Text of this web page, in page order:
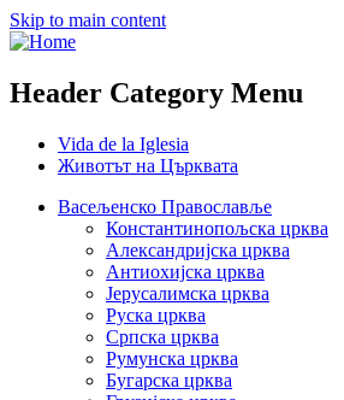
Skip to main content
Header Category Menu
Vida de la Iglesia
Животът на Църквата
Васељенско Православље
Константинопољска црква
Александријска црква
Антиохијска црква
Јерусалимска црква
Руска црква
Српска црква
Румунска црква
Бугарска црква